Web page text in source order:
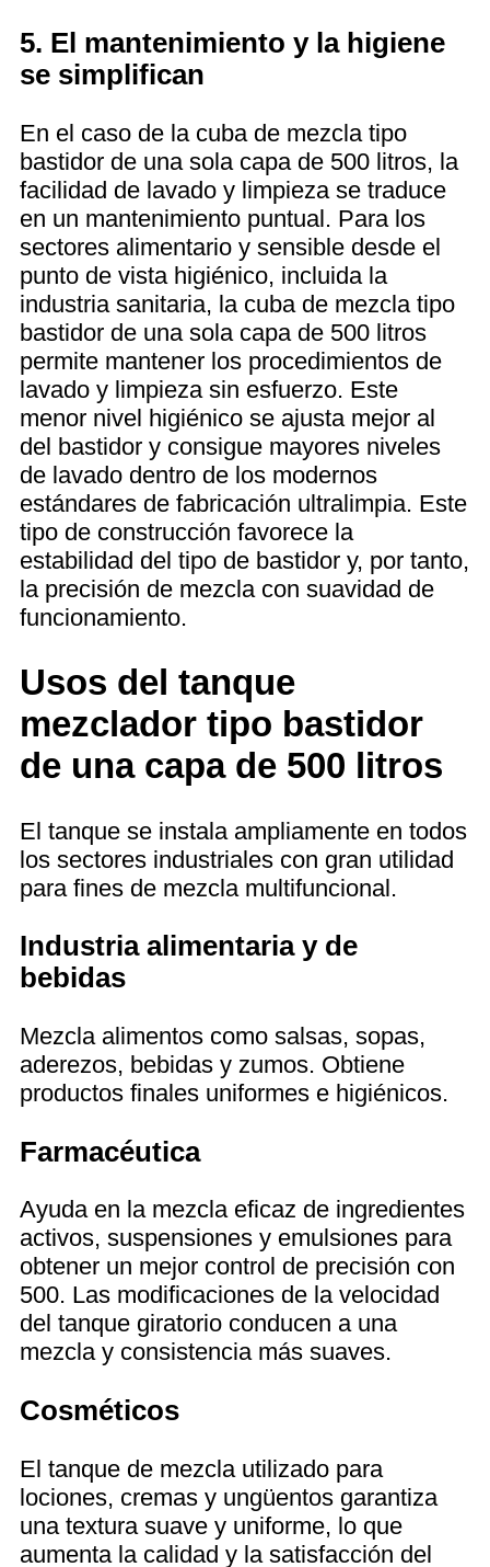
5. El mantenimiento y la higiene
se simplifican
En el caso de la cuba de mezcla tipo
bastidor de una sola capa de 500 litros, la
facilidad de lavado y limpieza se traduce
en un mantenimiento puntual. Para los
sectores alimentario y sensible desde el
punto de vista higiénico, incluida la
industria sanitaria, la cuba de mezcla tipo
bastidor de una sola capa de 500 litros
permite mantener los procedimientos de
lavado y limpieza sin esfuerzo. Este
menor nivel higiénico se ajusta mejor al
del bastidor y consigue mayores niveles
de lavado dentro de los modernos
estándares de fabricación ultralimpia. Este
tipo de construcción favorece la
estabilidad del tipo de bastidor y, por tanto,
la precisión de mezcla con suavidad de
funcionamiento.
Usos del tanque
mezclador tipo bastidor
de una capa de 500 litros
El tanque se instala ampliamente en todos
los sectores industriales con gran utilidad
para fines de mezcla multifuncional.
Industria alimentaria y de
bebidas
Mezcla alimentos como salsas, sopas,
aderezos, bebidas y zumos. Obtiene
productos finales uniformes e higiénicos.
Farmacéutica
Ayuda en la mezcla eficaz de ingredientes
activos, suspensiones y emulsiones para
obtener un mejor control de precisión con
500. Las modificaciones de la velocidad
del tanque giratorio conducen a una
mezcla y consistencia más suaves.
Cosméticos
El tanque de mezcla utilizado para
lociones, cremas y ungüentos garantiza
una textura suave y uniforme, lo que
aumenta la calidad y la satisfacción del